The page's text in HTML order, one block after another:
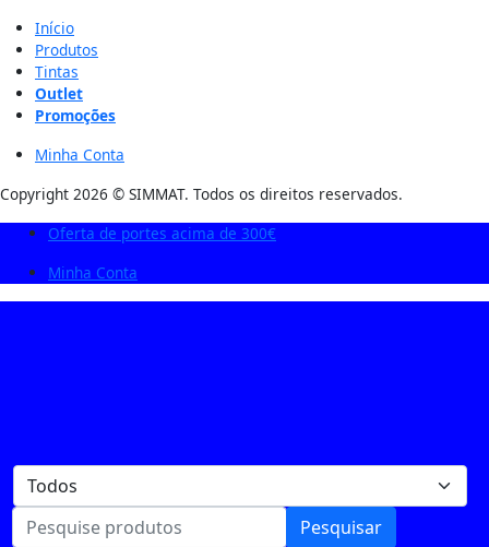
Início
Produtos
Tintas
Outlet
Promoções
Minha Conta
Copyright 2026 © SIMMAT. Todos os direitos reservados.
Oferta de portes acima de 300€
Minha Conta
Pesquisar